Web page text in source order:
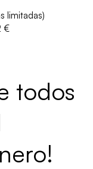
limitadas)
€
todos